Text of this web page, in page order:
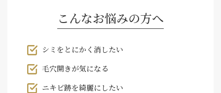
こんなお悩みの方へ
シミをとにかく消したい
毛穴開きが気になる
ニキビ跡を綺麗にしたい